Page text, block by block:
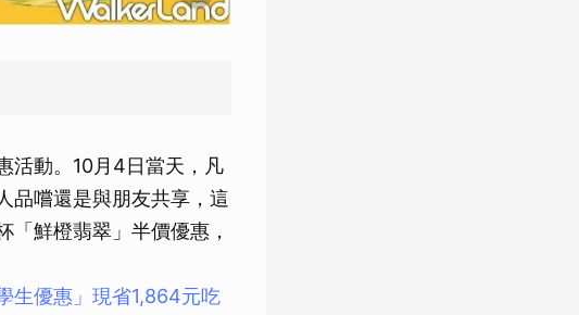
活動。10月4日當天，凡
品嚐還是與朋友共享，這
鮮橙翡翠」半價優惠，
生優惠」現省1,864元吃